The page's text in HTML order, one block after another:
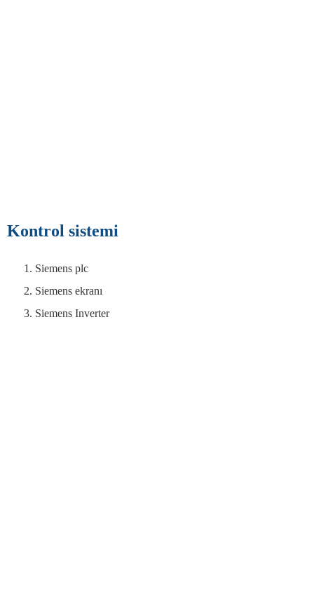
Kontrol sistemi
Siemens plc
Siemens ekranı
Siemens Inverter